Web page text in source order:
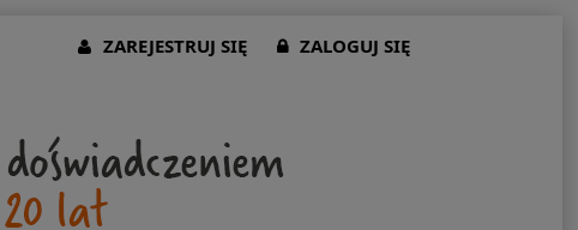
ZAREJESTRUJ SIĘ ZALOGUJ SIĘ